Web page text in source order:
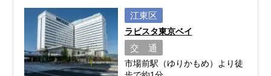
江東区
ラビスタ東京ベイ
交 通
市場前駅（ゆりかもめ）より徒